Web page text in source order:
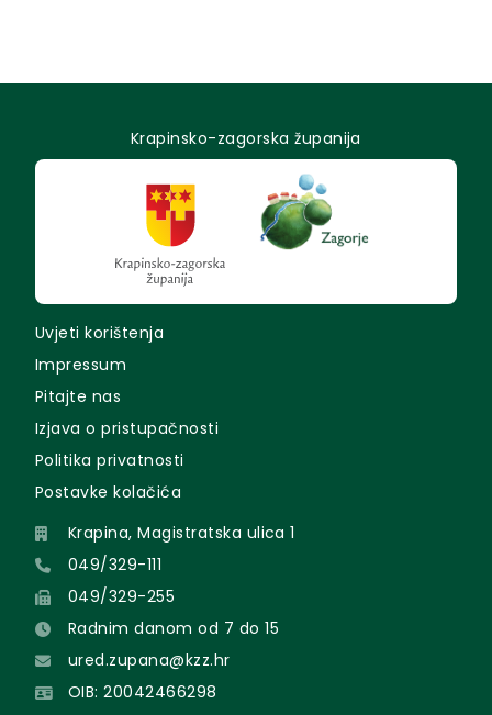
Krapinsko-zagorska županija
Uvjeti korištenja
Impressum
Pitajte nas
Izjava o pristupačnosti
Politika privatnosti
Postavke kolačića
Krapina, Magistratska ulica 1
049/329-111
049/329-255
Radnim danom od 7 do 15
ured.zupana@kzz.hr
OIB: 20042466298